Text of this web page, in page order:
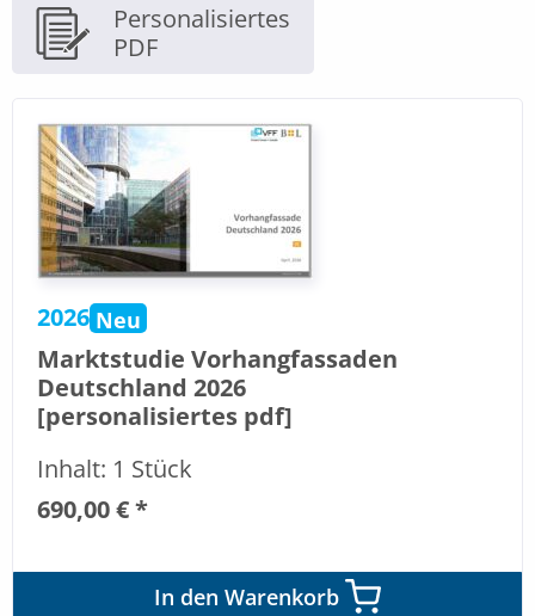
Personalisiertes
PDF
2026 Neu
Marktstudie Vorhangfassaden
Deutschland 2026
[personalisiertes pdf]
Inhalt: 1 Stück
690,00 € *
In den Warenkorb